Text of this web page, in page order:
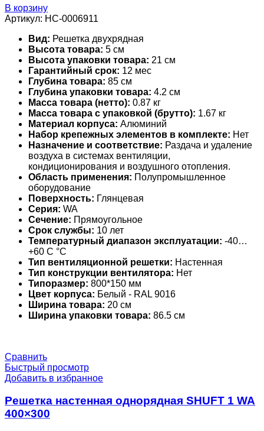
В корзину
Артикул: НС-0006911
Вид: Решетка двухрядная
Высота товара: 5 см
Высота упаковки товара: 21 см
Гарантийный срок: 12 мес
Глубина товара: 85 см
Глубина упаковки товара: 4.2 см
Масса товара (нетто): 0.87 кг
Масса товара с упаковкой (брутто): 1.67 кг
Материал корпуса: Алюминий
Набор крепежных элементов в комплекте: Нет
Назначение и соответствие: Раздача и удаление
воздуха в системах вентиляции,
кондиционирования и воздушного отопления.
Область применения: Полупромышленное
оборудование
Поверхность: Глянцевая
Серия: WA
Сечение: Прямоугольное
Срок службы: 10 лет
Температурный диапазон эксплуатации: -40…
+60 С °С
Тип вентиляционной решетки: Настенная
Тип конструкции вентилятора: Нет
Типоразмер: 800*150 мм
Цвет корпуса: Белый - RAL 9016
Ширина товара: 20 см
Ширина упаковки товара: 86.5 см
Сравнить
Быстрый просмотр
Добавить в избранное
Решетка настенная однорядная SHUFT 1 WA
400×300